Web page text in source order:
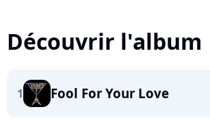
Découvrir l'album
1 Fool For Your Love